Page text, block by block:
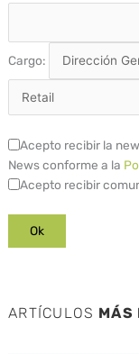
Cargo:
Acepto recibir la
News conforme a la
Acepto recibir
ARTÍCULOS MÁS